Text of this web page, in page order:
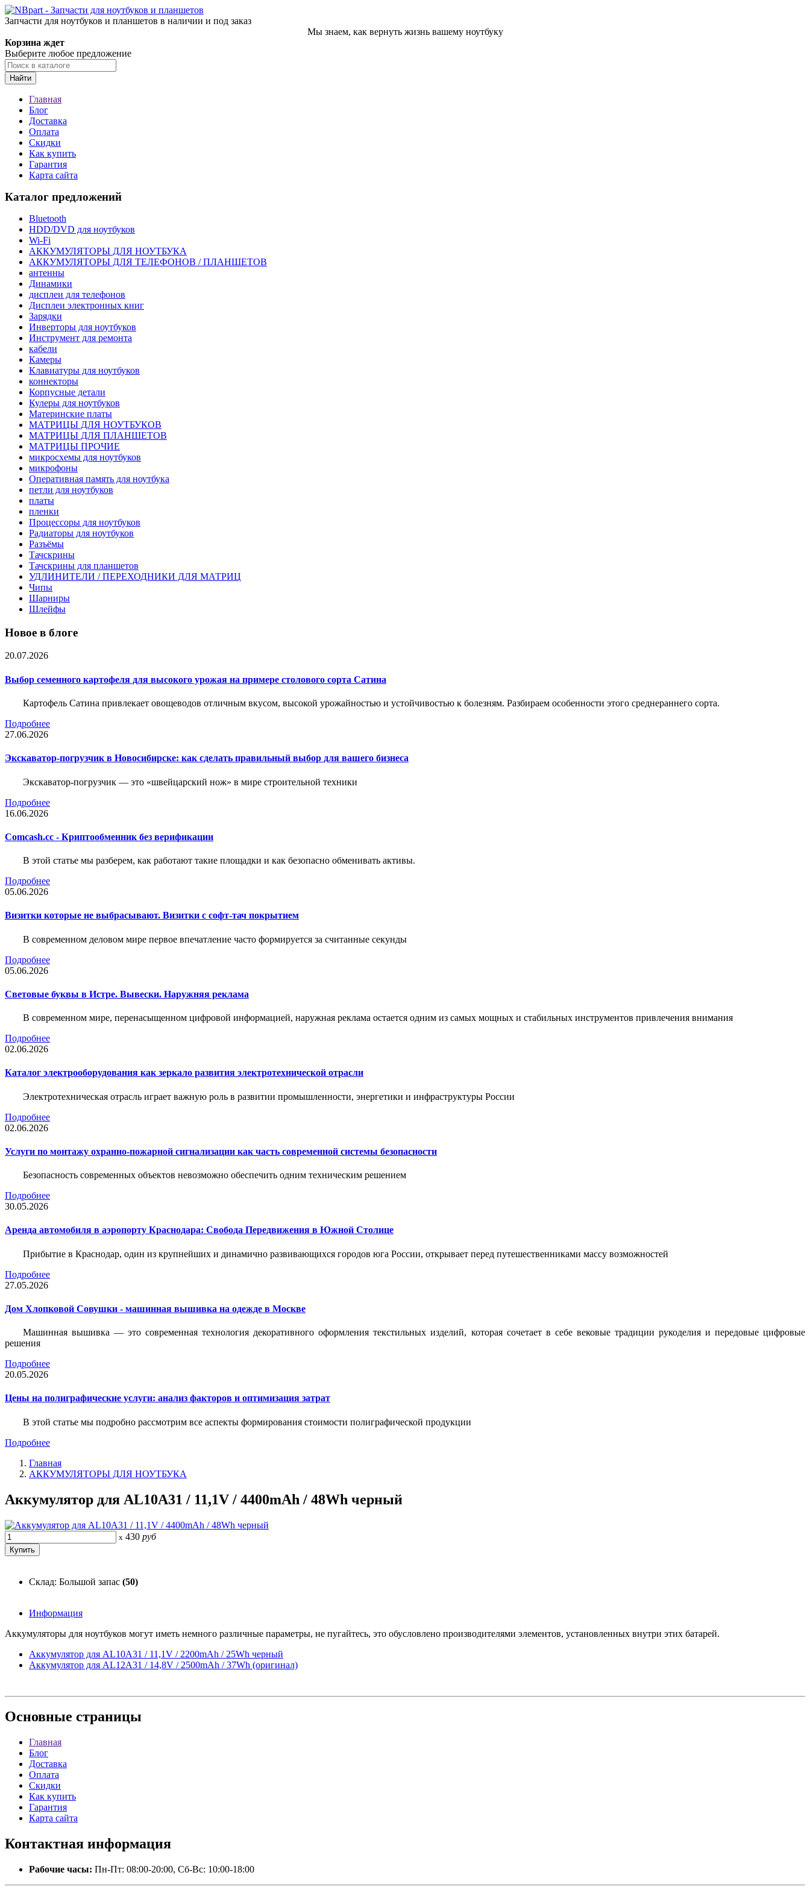
Запчасти для ноутбуков и планшетов в наличии и под заказ
Мы знаем, как вернуть жизнь вашему ноутбуку
Корзина ждет
Выберите любое предложение
Найти
Главная
Блог
Доставка
Оплата
Скидки
Как купить
Гарантия
Карта сайта
Каталог предложений
Bluetooth
HDD/DVD для ноутбуков
Wi-Fi
АККУМУЛЯТОРЫ ДЛЯ НОУТБУКА
АККУМУЛЯТОРЫ ДЛЯ ТЕЛЕФОНОВ / ПЛАНШЕТОВ
антенны
Динамики
дисплеи для телефонов
Дисплеи электронных книг
Зарядки
Инверторы для ноутбуков
Инструмент для ремонта
кабели
Камеры
Клавиатуры для ноутбуков
коннекторы
Корпусные детали
Кулеры для ноутбуков
Материнские платы
МАТРИЦЫ ДЛЯ НОУТБУКОВ
МАТРИЦЫ ДЛЯ ПЛАНШЕТОВ
МАТРИЦЫ ПРОЧИЕ
микросхемы для ноутбуков
микрофоны
Оперативная память для ноутбука
петли для ноутбуков
платы
пленки
Процессоры для ноутбуков
Радиаторы для ноутбуков
Разъёмы
Тачскрины
Тачскрины для планшетов
УДЛИНИТЕЛИ / ПЕРЕХОДНИКИ ДЛЯ МАТРИЦ
Чипы
Шарниры
Шлейфы
Новое в блоге
20.07.2026
Выбор семенного картофеля для высокого урожая на примере столового сорта Сатина
Картофель Сатина привлекает овощеводов отличным вкусом, высокой урожайностью и устойчивостью к болезням. Разбираем особенности этого среднераннего сорта.
Подробнее
27.06.2026
Экскаватор-погрузчик в Новосибирске: как сделать правильный выбор для вашего бизнеса
Экскаватор-погрузчик — это «швейцарский нож» в мире строительной техники
Подробнее
16.06.2026
Comcash.cc - Криптообменник без верификации
В этой статье мы разберем, как работают такие площадки и как безопасно обменивать активы.
Подробнее
05.06.2026
Визитки которые не выбрасывают. Визитки с софт-тач покрытием
В современном деловом мире первое впечатление часто формируется за считанные секунды
Подробнее
05.06.2026
Световые буквы в Истре. Вывески. Наружняя реклама
В современном мире, перенасыщенном цифровой информацией, наружная реклама остается одним из самых мощных и стабильных инструментов привлечения внимания
Подробнее
02.06.2026
Каталог электрооборудования как зеркало развития электротехнической отрасли
Электротехническая отрасль играет важную роль в развитии промышленности, энергетики и инфраструктуры России
Подробнее
02.06.2026
Услуги по монтажу охранно-пожарной сигнализации как часть современной системы безопасности
Безопасность современных объектов невозможно обеспечить одним техническим решением
Подробнее
30.05.2026
Аренда автомобиля в аэропорту Краснодара: Свобода Передвижения в Южной Столице
Прибытие в Краснодар, один из крупнейших и динамично развивающихся городов юга России, открывает перед путешественниками массу возможностей
Подробнее
27.05.2026
Дом Хлопковой Совушки - машинная вышивка на одежде в Москве
Машинная вышивка — это современная технология декоративного оформления текстильных изделий, которая сочетает в себе вековые традиции рукоделия и передовые цифровые
решения
Подробнее
20.05.2026
Цены на полиграфические услуги: анализ факторов и оптимизация затрат
В этой статье мы подробно рассмотрим все аспекты формирования стоимости полиграфической продукции
Подробнее
Главная
АККУМУЛЯТОРЫ ДЛЯ НОУТБУКА
Аккумулятор для AL10A31 / 11,1V / 4400mAh / 48Wh черный
x 430 руб
Склад: Большой запас (50)
Информация
Аккумуляторы для ноутбуков могут иметь немного различные параметры, не пугайтесь, это обусловлено производителями элементов, установленных внутри этих батарей.
Аккумулятор для AL10A31 / 11,1V / 2200mAh / 25Wh черный
Аккумулятор для AL12A31 / 14,8V / 2500mAh / 37Wh (оригинал)
Основные страницы
Главная
Блог
Доставка
Оплата
Скидки
Как купить
Гарантия
Карта сайта
Контактная информация
Рабочие часы: Пн-Пт: 08:00-20:00, Сб-Вс: 10:00-18:00